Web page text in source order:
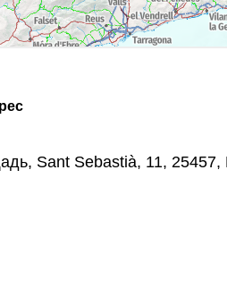
Sant Sebastià, 11, 25457,